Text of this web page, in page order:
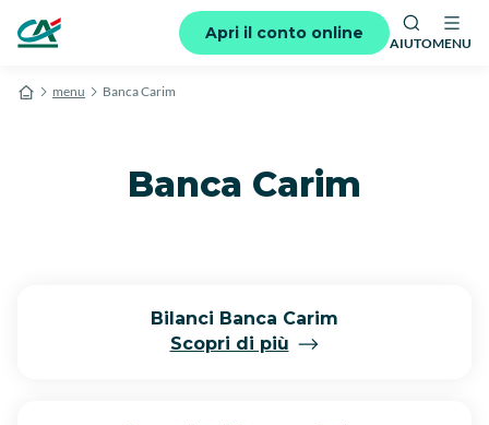
Apri il conto online
AIUTOMENU
menu Banca Carim
Banca Carim
Bilanci Banca Carim
Scopri di più